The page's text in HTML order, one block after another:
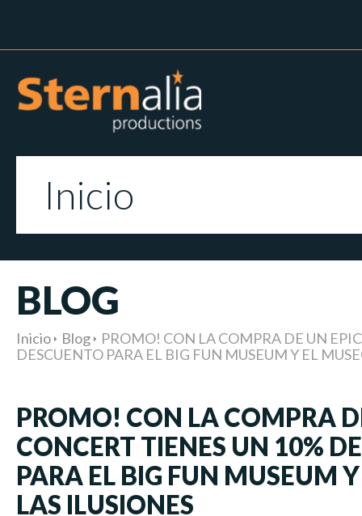
Inicio
BLOG
Inicio Blog
PROMO! CON LA COMPRA DE UN
DESCUENTO PARA EL BIG FUN MUSEUM Y EL
PROMO! CON LA COMPRA
CONCERT TIENES UN 10%
PARA EL BIG FUN MUSEUM
LAS ILUSIONES